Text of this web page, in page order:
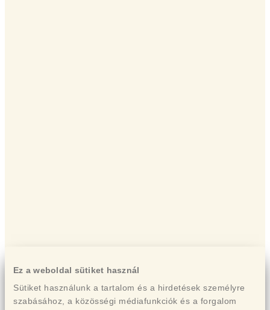
Ez a weboldal sütiket használ
Sütiket használunk a tartalom és a hirdetések személyre
szabásához, a közösségi médiafunkciók és a forgalom